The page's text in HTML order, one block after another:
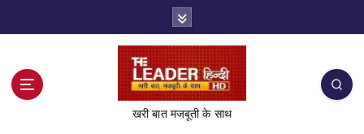
खरी बात मजबूती के साथ